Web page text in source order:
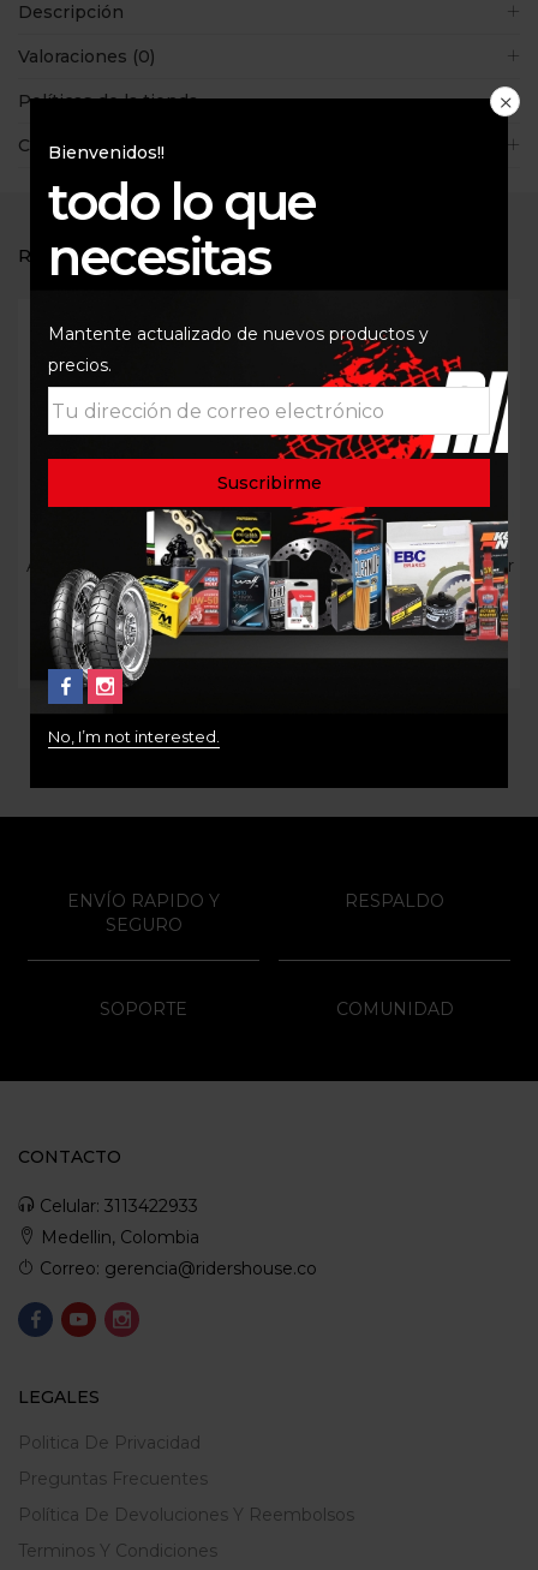
Descripción
Valoraciones (0)
Políticas de la tienda
Consultas
RELATED PRODUCTS
ACEITE MOTOREX CROSS
POWER 2T
$ 98.000
-5%
Out Of Stock
Aceite de Transmisión Gear
Oil Hypoid 80W90
$ 39.000 $37.000
Bienvenidos!!
todo lo que
necesitas
Mantente actualizado de nuevos productos y
precios.
No, I’m not interested.
ENVÍO RAPIDO Y
SEGURO
RESPALDO
SOPORTE COMUNIDAD
CONTACTO
Celular: 3113422933
Medellin, Colombia
Correo: gerencia@ridershouse.co
LEGALES
Politica De Privacidad
Preguntas Frecuentes
Política De Devoluciones Y Reembolsos
Terminos Y Condiciones